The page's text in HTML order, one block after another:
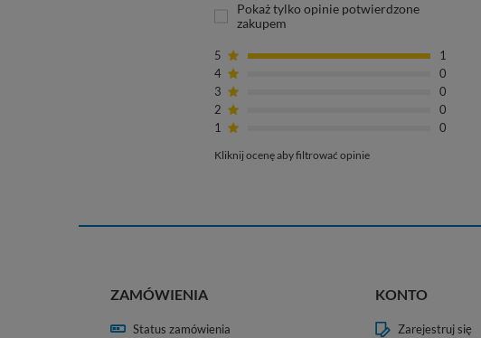
Pokaż tylko opinie potwierdzone
zakupem
5
1
4
0
3
0
2
0
1
0
Kliknij ocenę aby filtrować opinie
ZAMÓWIENIA
Status zamówienia
KONTO
Zarejestruj się